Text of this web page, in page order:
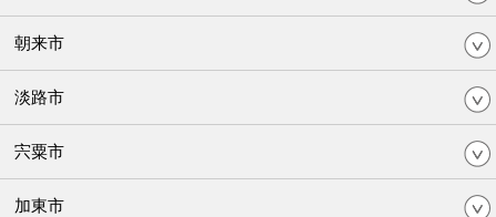
朝来市
淡路市
宍粟市
加東市